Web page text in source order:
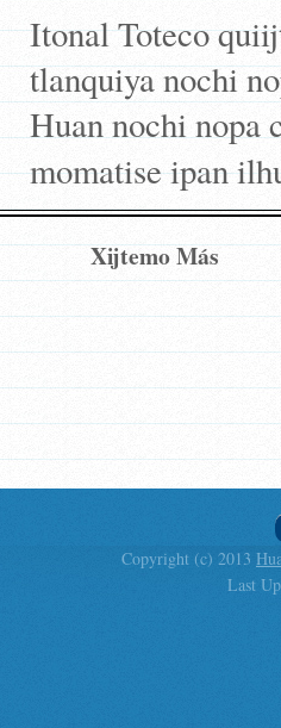
Itonal Toteco
tlanquiya nochi
Huan nochi
momatise ipan
Xijtemo Más
Copyright (c) 2013
Last